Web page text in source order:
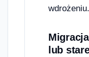
wdrożeniu.
lub